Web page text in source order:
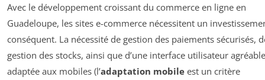
Avec le développement croissant du commerce en ligne en
Guadeloupe, les sites e-commerce nécessitent un
conséquent. La nécessité de gestion des paiements sécurisés,
gestion des stocks, ainsi que d’une interface utilisateur
adaptée aux mobiles (l’adaptation mobile est un critère